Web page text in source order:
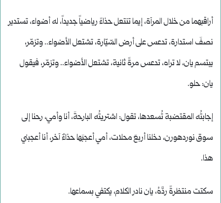
أراقبهما من خلال المرآة، إيما تنتعل حذاءً رياضياً جديداً، له أضواء، تستدير
نصفَ استدارة، تدعس على أرض السّيّارة، تشتعل الأضواء.. وتزمّر،
يبتسم يان، لا تراه، تدعس مرةً ثانية، تشتعل الأضواء.. وتزمّر، فيقول
يان: حلو.
إجابتُه المقتضبة تُسعدها، تقول: اشتريتُه البارحةَ، أنا وأمي، رحنا إلى
سوق نوردهورن، دخلنا أربعَ محلات، أمي أعجبَها حذاءٌ آخر، أنا أعجبني
هذا.
سكتت منتظرةً ردَّهُ، يان نادر الكلام، يكتفي بسماعها.